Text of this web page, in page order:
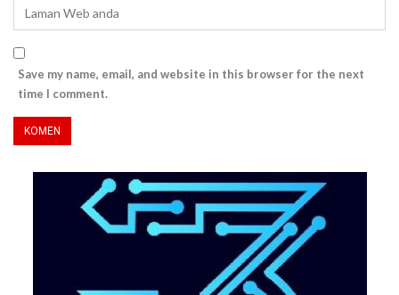
Save my name, email, and website in this browser for the next
time I comment.